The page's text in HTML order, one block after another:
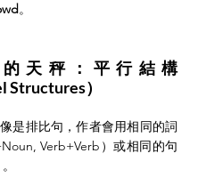
。
天秤：平行結構
Structures）
是排比句，作者會用相同的詞
Verb+Verb）或相同的句